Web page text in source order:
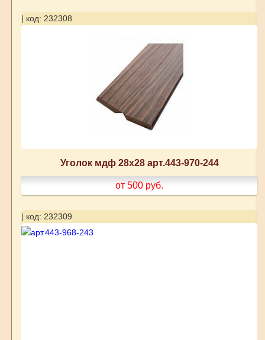
| код: 232308
Уголок мдф 28х28 арт.443-970-244
от 500 руб.
| код: 232309